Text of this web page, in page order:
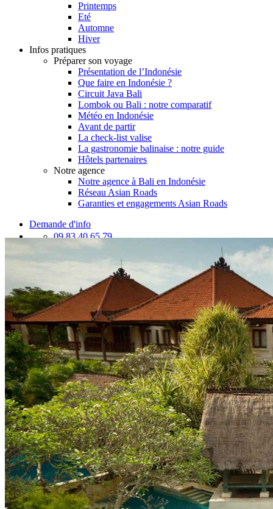
Printemps
Eté
Automne
Hiver
Infos pratiques
Préparer son voyage
Présentation de l’Indonésie
Que faire en Indonésie ?
Circuit Java Bali
Lombok ou Bali : notre comparatif
Météo en Indonésie
Avant de partir
La check-list valise
La gastronomie balinaise : notre guide
Hôtels partenaires
Notre agence
Notre agence à Bali en Indonésie
Réseau Asian Roads
Garanties et engagements Asian Roads
Demande d'info
09 83 40 65 79